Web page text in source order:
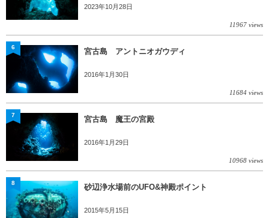
2023年10月28日
11967 views
宮古島 アントニオガウディ
2016年1月30日
11684 views
6
宮古島 魔王の宮殿
2016年1月29日
10968 views
7
砂辺浄水場前のUFO&神殿ポイント
2015年5月15日
8